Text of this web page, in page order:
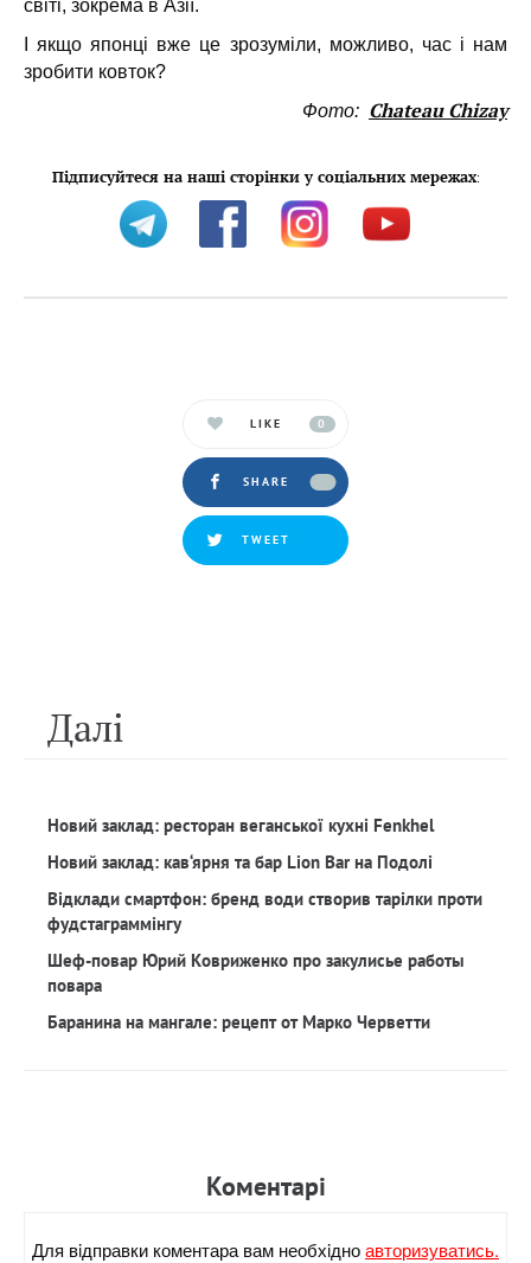
світі, зокрема в Азії.
І якщо японці вже це зрозуміли, можливо, час і нам
зробити ковток?
Фото: Chateau Chizay
Підписуйтеся на наші сторінки у соціальних мережах:
LIKE 0
SHARE
TWEET
Далi
Новий заклад: ресторан веганської кухні Fenkhel
Новий заклад: кав‘ярня та бар Lion Bar на Подолі
Відклади смартфон: бренд води створив тарілки проти
фудстаграммінгу
Шеф-повар Юрий Ковриженко про закулисье работы
повара
Баранина на мангале: рецепт от Марко Черветти
Коментарi
Для вiдправки коментара вам необхiдноавторизуватись.